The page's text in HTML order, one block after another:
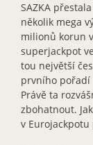
SAZKA
několik mega
milionů korun
superjackpot
tou největší
prvního pořadí
Právě ta
zbohatnout.
v